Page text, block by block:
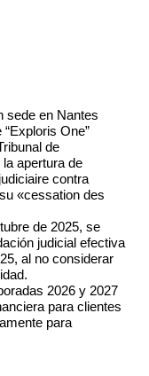
sede en Nantes
One”
de
apertura de
contra
«cessation des
de 2025, se
judicial efectiva
al no considerar
2026 y 2027
para clientes
para